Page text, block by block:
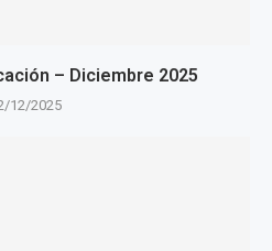
– Diciembre 2025
12/2025